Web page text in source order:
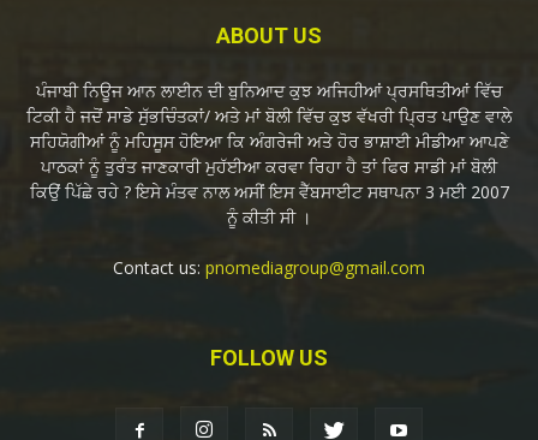
ABOUT US
ਪੰਜਾਬੀ ਨਿਊਜ ਆਨ ਲਾਈਨ ਦੀ ਬੁਨਿਆਦ ਕੁਝ ਅਜਿਹੀਆਂ ਪ੍ਰਸਥਿਤੀਆਂ ਵਿੱਚ
ਟਿਕੀ ਹੈ ਜਦੋਂ ਸਾਡੇ ਸੁੱਭਚਿੰਤਕਾਂ/ ਅਤੇ ਮਾਂ ਬੋਲੀ ਵਿੱਚ ਕੁਝ ਵੱਖਰੀ ਪ੍ਰਿਤ ਪਾਉਣ ਵਾਲੇ
ਸਹਿਯੋਗੀਆਂ ਨੂੰ ਮਹਿਸੂਸ ਹੋਇਆ ਕਿ ਅੰਗਰੇਜੀ ਅਤੇ ਹੋਰ ਭਾਸ਼ਾਈ ਮੀਡੀਆ ਆਪਣੇ
ਪਾਠਕਾਂ ਨੂੰ ਤੁਰੰਤ ਜਾਣਕਾਰੀ ਮੁਹੱਈਆ ਕਰਵਾ ਰਿਹਾ ਹੈ ਤਾਂ ਫਿਰ ਸਾਡੀ ਮਾਂ ਬੋਲੀ
ਕਿਉਂ ਪਿੱਛੇ ਰਹੇ ? ਇਸੇ ਮੰਤਵ ਨਾਲ ਅਸੀਂ ਇਸ ਵੈੱਬਸਾਈਟ ਸਥਾਪਨਾ 3 ਮਈ 2007
ਨੂੰ ਕੀਤੀ ਸੀ ।
Contact us: pnomediagroup@gmail.com
FOLLOW US